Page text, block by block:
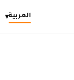
العربية▾